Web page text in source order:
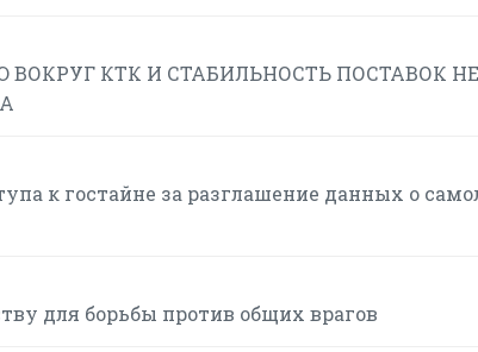
КТК И СТАБИЛЬНОСТЬ ПОСТАВОК
к гостайне за разглашение данных о
для борьбы против общих врагов